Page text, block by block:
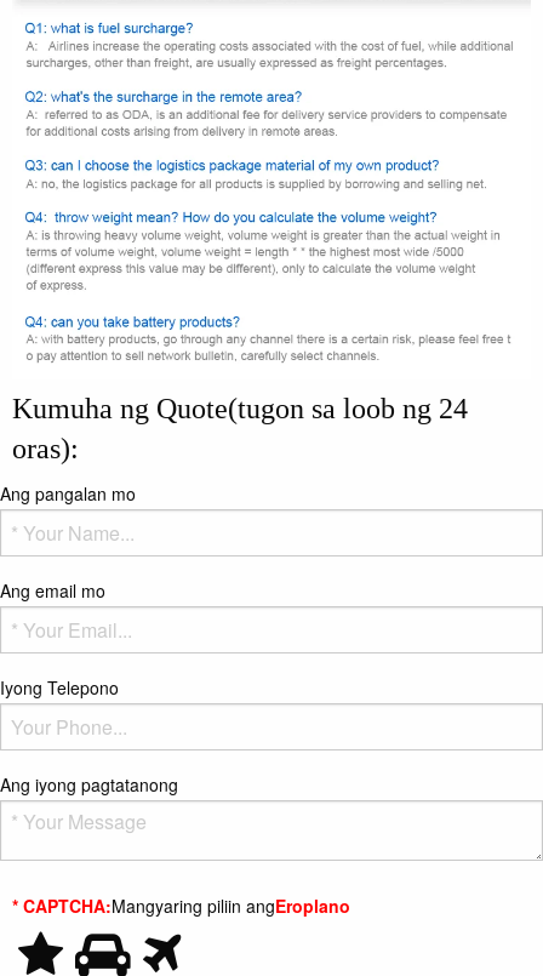
Kumuha ng Quote(tugon sa loob ng 24
oras):
Ang pangalan mo
Ang email mo
Iyong Telepono
Ang iyong pagtatanong
* CAPTCHA:Mangyaring piliin angEroplano